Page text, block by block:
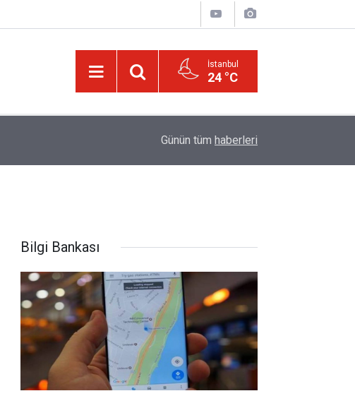
İstanbul
24 °C
Kâinat, bütün âlemleriyle o cilve ile hayattar ve
Günün tüm haberleri
Bilgi Bankası